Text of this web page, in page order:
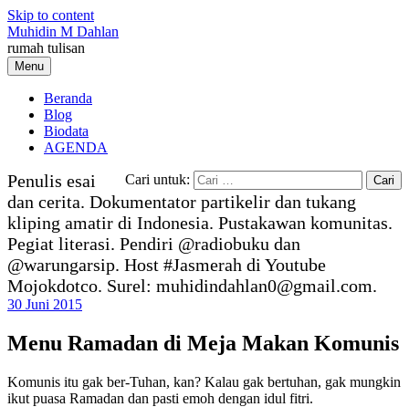
Skip to content
Muhidin M Dahlan
rumah tulisan
Menu
Beranda
Blog
Biodata
AGENDA
Cari untuk:
Penulis esai
dan cerita. Dokumentator partikelir dan tukang
kliping amatir di Indonesia. Pustakawan komunitas.
Pegiat literasi. Pendiri @radiobuku dan
@warungarsip. Host #Jasmerah di Youtube
Mojokdotco. Surel: muhidindahlan0@gmail.com.
30 Juni 2015
Menu Ramadan di Meja Makan Komunis
Komunis itu gak ber-Tuhan, kan? Kalau gak bertuhan, gak mungkin
ikut puasa Ramadan dan pasti emoh dengan idul fitri.